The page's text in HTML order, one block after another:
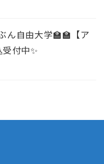
ん自由大学🏫🏫【ア
付中✨